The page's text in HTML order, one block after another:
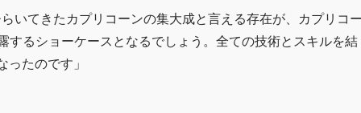
いてきたカプリコーンの集大成と言える存在が、カプリコー
するショーケースとなるでしょう。全ての技術とスキルを結
たのです」